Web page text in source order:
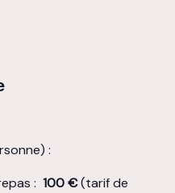
:
: 100 €(tarif de